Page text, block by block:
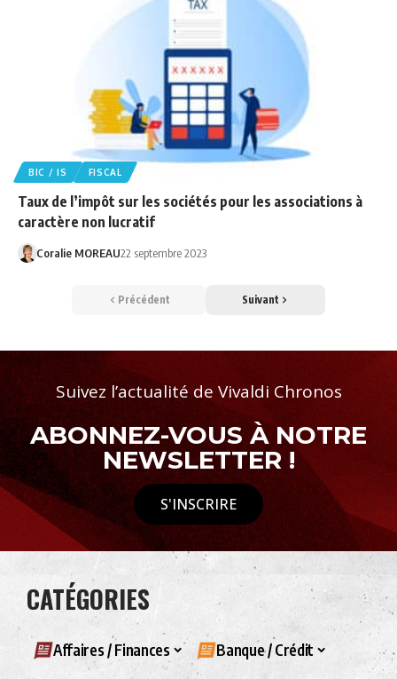
BIC / IS FISCAL
Taux de l’impôt sur les sociétés pour les associations à
caractère non lucratif
Coralie MOREAU22 septembre 2023
Précédent Suivant
Suivez l’actualité de Vivaldi Chronos
ABONNEZ-VOUS À NOTRE
NEWSLETTER !
S'INSCRIRE
CATÉGORIES
Affaires / Finances Banque / Crédit